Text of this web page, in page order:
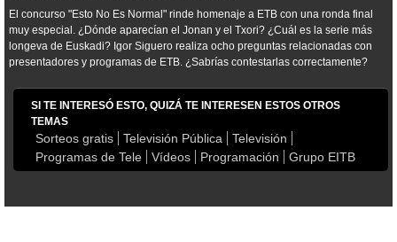
El concurso "Esto No Es Normal" rinde homenaje a ETB con una ronda final
muy especial. ¿Dónde aparecían el Jonan y el Txori? ¿Cuál es la serie más
longeva de Euskadi? Igor Siguero realiza ocho preguntas relacionadas con
presentadores y programas de ETB. ¿Sabrías contestarlas correctamente?
SI TE INTERESÓ ESTO, QUIZÁ TE INTERESEN ESTOS OTROS
TEMAS
Sorteos gratis Televisión Pública
Televisión
Programas de Tele
Vídeos Programación Grupo EITB